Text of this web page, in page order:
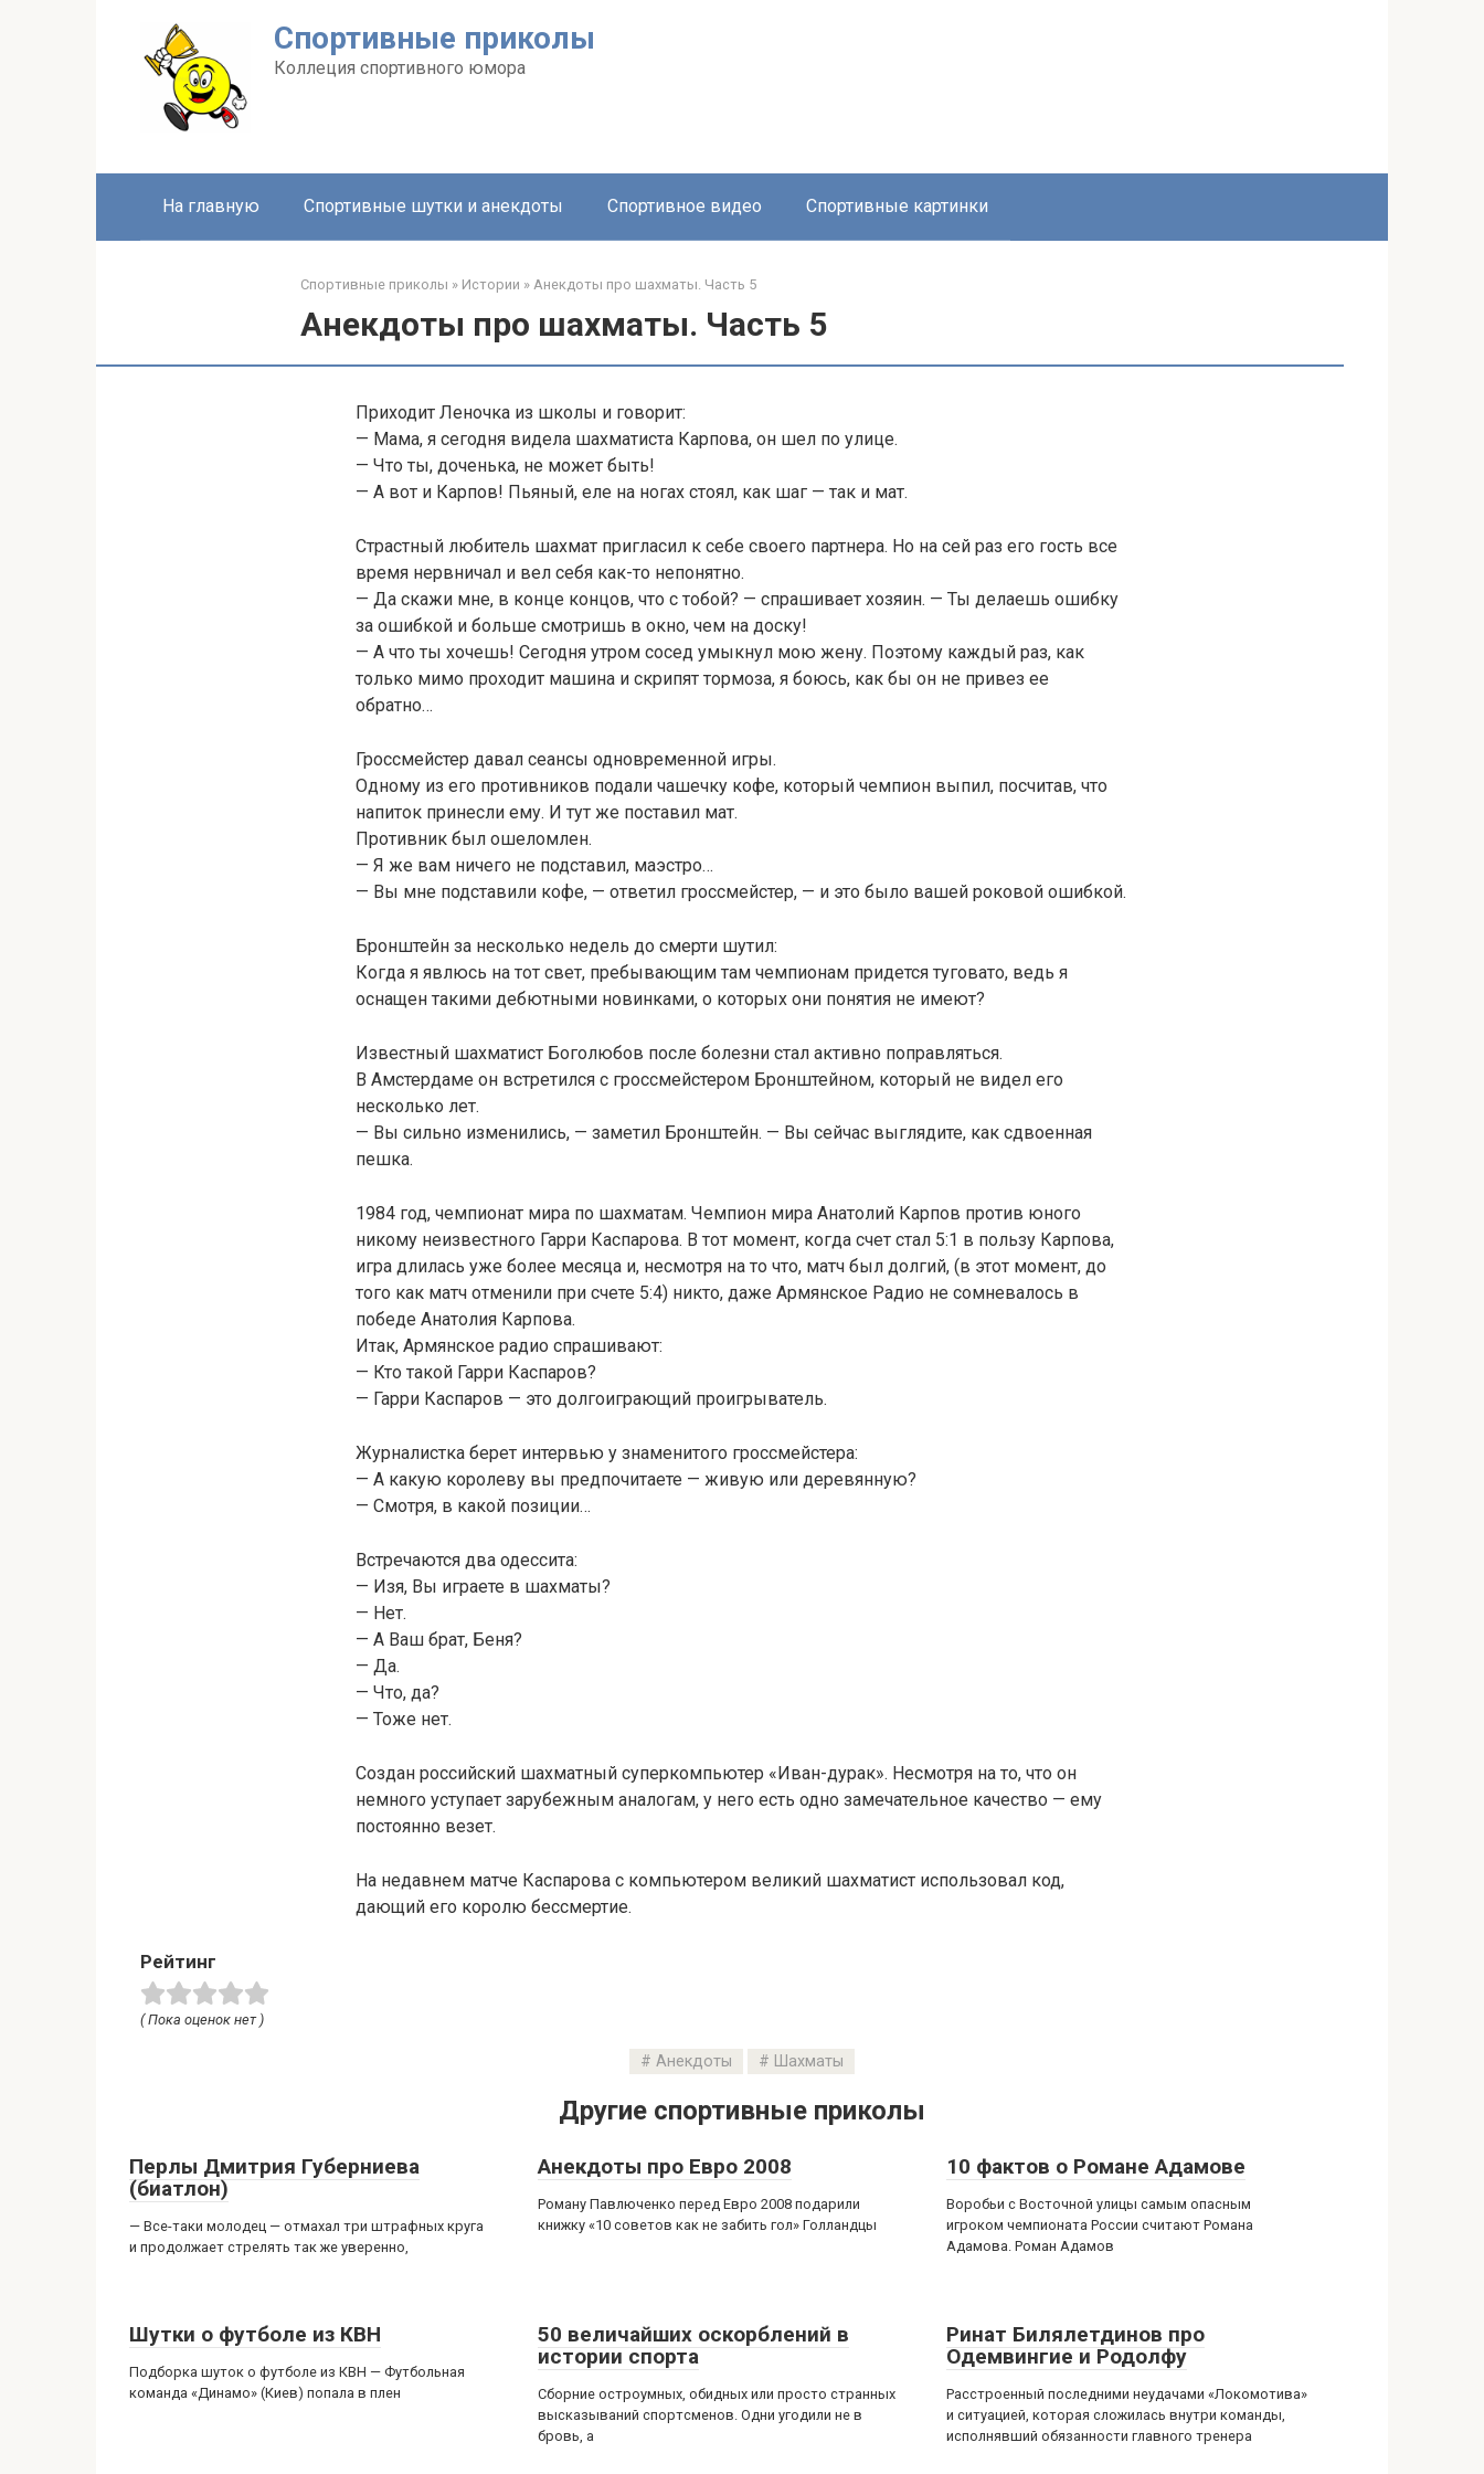
Спортивные приколы
Коллеция спортивного юмора
На главную Спортивные шутки и анекдоты Спортивное видео Спортивные картинки
Спортивные приколы » Истории » Анекдоты про шахматы. Часть 5
Анекдоты про шахматы. Часть 5
Приходит Леночка из школы и говорит:
— Мама, я сегодня видела шахматиста Карпова, он шел по улице.
— Что ты, доченька, не может быть!
— А вот и Карпов! Пьяный, еле на ногах стоял, как шаг — так и мат.
Страстный любитель шахмат пригласил к себе своего партнера. Но на сей раз его гость все
время нервничал и вел себя как-то непонятно.
— Да скажи мне, в конце концов, что с тобой? — спрашивает хозяин. — Ты делаешь ошибку
за ошибкой и больше смотришь в окно, чем на доску!
— А что ты хочешь! Сегодня утром сосед умыкнул мою жену. Поэтому каждый раз, как
только мимо проходит машина и скрипят тормоза, я боюсь, как бы он не привез ее
обратно…
Гроссмейстер давал сеансы одновременной игры.
Одному из его противников подали чашечку кофе, который чемпион выпил, посчитав, что
напиток принесли ему. И тут же поставил мат.
Противник был ошеломлен.
— Я же вам ничего не подставил, маэстро…
— Вы мне подставили кофе, — ответил гроссмейстер, — и это было вашей роковой ошибкой.
Бронштейн за несколько недель до смерти шутил:
Когда я явлюсь на тот свет, пребывающим там чемпионам придется туговато, ведь я
оснащен такими дебютными новинками, о которых они понятия не имеют?
Известный шахматист Боголюбов после болезни стал активно поправляться.
В Амстердаме он встретился с гроссмейстером Бронштейном, который не видел его
несколько лет.
— Вы сильно изменились, — заметил Бронштейн. — Вы сейчас выглядите, как сдвоенная
пешка.
1984 год, чемпионат мира по шахматам. Чемпион мира Анатолий Карпов против юного
никому неизвестного Гарри Каспарова. В тот момент, когда счет стал 5:1 в пользу Карпова,
игра длилась уже более месяца и, несмотря на то что, матч был долгий, (в этот момент, до
того как матч отменили при счете 5:4) никто, даже Армянское Радио не сомневалось в
победе Анатолия Карпова.
Итак, Армянское радио спрашивают:
— Кто такой Гарри Каспаров?
— Гарри Каспаров — это долгоиграющий проигрыватель.
Журналистка берет интервью у знаменитого гроссмейстера:
— А какую королеву вы предпочитаете — живую или деревянную?
— Смотря, в какой позиции…
Встречаются два одессита:
— Изя, Вы играете в шахматы?
— Нет.
— А Ваш брат, Беня?
— Да.
— Что, да?
— Тоже нет.
Создан российский шахматный суперкомпьютер «Иван-дурак». Несмотря на то, что он
немного уступает зарубежным аналогам, у него есть одно замечательное качество — ему
постоянно везет.
На недавнем матче Каспарова с компьютером великий шахматист использовал код,
дающий его королю бессмертие.
Рейтинг
( Пока оценок нет )
Анекдоты Шахматы
Другие спортивные приколы
Перлы Дмитрия Губерниева
(биатлон)
— Все-таки молодец — отмахал три штрафных круга
и продолжает стрелять так же уверенно,
Анекдоты про Евро 2008
Роману Павлюченко перед Евро 2008 подарили
книжку «10 советов как не забить гол» Голландцы
10 фактов о Романе Адамове
Воробьи с Восточной улицы самым опасным
игроком чемпионата России считают Романа
Адамова. Роман Адамов
Шутки о футболе из КВН
Подборка шуток о футболе из КВН — Футбольная
команда «Динамо» (Киев) попала в плен
50 величайших оскорблений в
истории спорта
Сборние остроумных, обидных или просто странных
высказываний спортсменов. Одни угодили не в
бровь, а
Ринат Билялетдинов про
Одемвингие и Родолфу
Расстроенный последними неудачами «Локомотива»
и ситуацией, которая сложилась внутри команды,
исполнявший обязанности главного тренера